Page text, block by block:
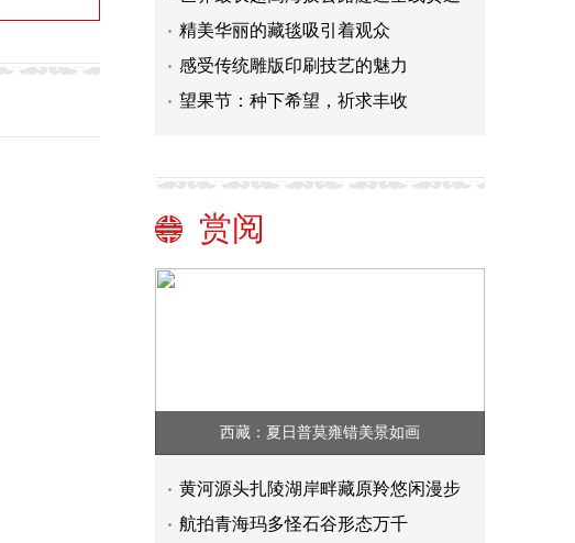
精美华丽的藏毯吸引着观众
感受传统雕版印刷技艺的魅力
望果节：种下希望，祈求丰收
赏阅
西藏：夏日普莫雍错美景如画
黄河源头扎陵湖岸畔藏原羚悠闲漫步
航拍青海玛多怪石谷形态万千